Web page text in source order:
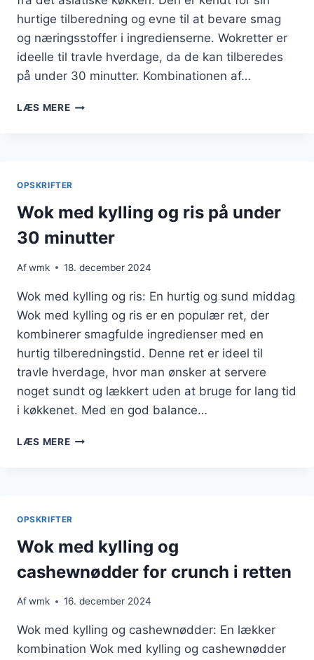
hurtige tilberedning og evne til at bevare smag
og næringsstoffer i ingredienserne. Wokretter er
ideelle til travle hverdage, da de kan tilberedes
på under 30 minutter. Kombinationen af…
LÆS MEREWOK
PERFEKTE
SMAGSOPLEVELSE
OPSKRIFTER
Wok med kylling og ris på under
30 minutter
Afwmk 18. december 2024
Wok med kylling og ris: En hurtig og sund middag
Wok med kylling og ris er en populær ret, der
kombinerer smagfulde ingredienser med en
hurtig tilberedningstid. Denne ret er ideel til
travle hverdage, hvor man ønsker at servere
noget sundt og lækkert uden at bruge for lang tid
i køkkenet. Med en god balance…
LÆS MEREWOK
30
MINUTTER
OPSKRIFTER
Wok med kylling og
cashewnødder for crunch i retten
Afwmk 16. december 2024
Wok med kylling og cashewnødder: En lækker
kombination Wok med kylling og cashewnødder